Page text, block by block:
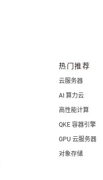
热门推荐
云服务器
AI 算力云
高性能计算
QKE 容器引擎
GPU 云服务器
对象存储